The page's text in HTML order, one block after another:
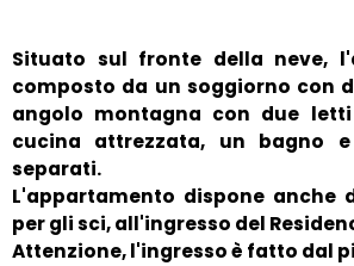
Situato sul fronte della neve,
composto da un soggiorno con
angolo montagna con due
cucina attrezzata, un bagno
separati.
L'appartamento dispone anche
per gli sci, all'ingresso del
Attenzione, l'ingresso è fatto dal